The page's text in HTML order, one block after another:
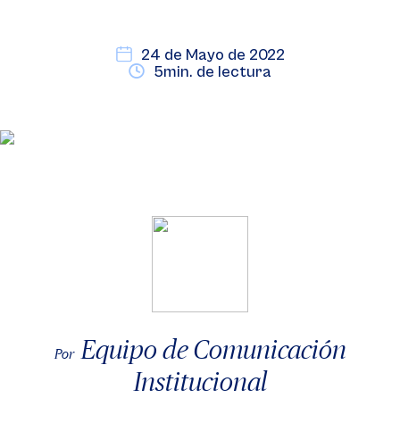
24 de Mayo de 2022
5min. de lectura
Por Equipo de Comunicación
Institucional